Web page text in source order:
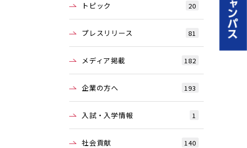
トピック 20
プレスリリース 81
メディア掲載 182
企業の方へ 193
入試・入学情報 1
社会貢献 140